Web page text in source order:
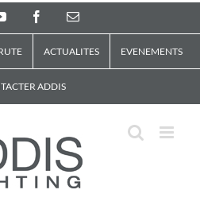
YouTube FacebookEmail
ACTUALITES EVENEMENTS
ADDIS